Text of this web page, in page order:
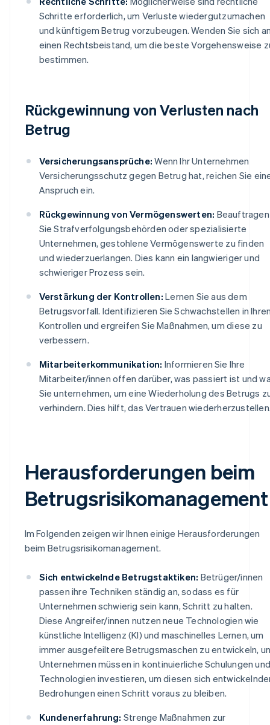
Schritte erforderlich, um Verluste wiedergutzumachen
und künftigem Betrug vorzubeugen. Wenden Sie sich
einen Rechtsbeistand, um die beste Vorgehensweise
bestimmen.
Rückgewinnung von Verlusten nach
Betrug
Versicherungsansprüche: Wenn Ihr Unternehmen
Versicherungsschutz gegen Betrug hat, reichen Sie
Anspruch ein.
Rückgewinnung von Vermögenswerten: Beauftragen
Sie Strafverfolgungsbehörden oder spezialisierte
Unternehmen, gestohlene Vermögenswerte zu finden
und wiederzuerlangen. Dies kann ein langwieriger und
schwieriger Prozess sein.
Verstärkung der Kontrollen: Lernen Sie aus dem
Betrugsvorfall. Identifizieren Sie Schwachstellen in
Kontrollen und ergreifen Sie Maßnahmen, um diese zu
verbessern.
Mitarbeiterkommunikation: Informieren Sie Ihre
Mitarbeiter/innen offen darüber, was passiert ist und
Sie unternehmen, um eine Wiederholung des Betrugs
verhindern. Dies hilft, das Vertrauen
Herausforderungen beim
Betrugsrisikomanagement
Im Folgenden zeigen wir Ihnen einige Herausforderungen
beim Betrugsrisikomanagement.
Sich entwickelnde Betrugstaktiken: Betrüger/innen
passen ihre Techniken ständig an, sodass es für
Unternehmen schwierig sein kann, Schritt zu halten.
Diese Angreifer/innen nutzen neue Technologien wie
künstliche Intelligenz (KI) und maschinelles Lernen, um
immer ausgefeiltere Betrugsmaschen zu entwickeln,
Unternehmen müssen in kontinuierliche Schulungen und
Technologien investieren, um diesen sich
Bedrohungen einen Schritt voraus zu bleiben.
Kundenerfahrung: Strenge Maßnahmen zur